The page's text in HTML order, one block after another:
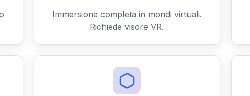
Immersione completa in mondi virtuali.
Richiede visore VR.